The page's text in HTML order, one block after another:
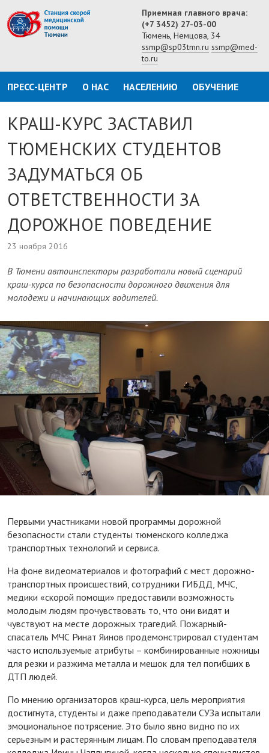
Приемная главного врача:
(+7 3452) 27-03-00
Тюмень, Немцова, 34
ssmp@sp03tmn.ru ssmp@med-
to.ru
ПРЕСС-ЦЕНТР О НАС НАСЕЛЕНИЮ ОБУЧЕНИЕ
КРАШ-КУРС ЗАСТАВИЛ
ТЮМЕНСКИХ СТУДЕНТОВ
ЗАДУМАТЬСЯ ОБ
ОТВЕТСТВЕННОСТИ ЗА
ДОРОЖНОЕ ПОВЕДЕНИЕ
23 ноября 2016
В Тюмени автоинспекторы разработали новый сценарий
краш-курса по безопасности дорожного движения для
молодежи и начинающих водителей.
Первыми участниками новой программы дорожной
безопасности стали студенты тюменского колледжа
транспортных технологий и сервиса.
На фоне видеоматериалов и фотографий с мест дорожно-
транспортных происшествий, сотрудники ГИБДД, МЧС,
медики «скорой помощи» предоставили возможность
молодым людям прочувствовать то, что они видят и
чувствуют на месте дорожных трагедий. Пожарный-
спасатель МЧС Ринат Яинов продемонстрировал студентам
часто используемые атрибуты – комбинированные ножницы
для резки и разжима металла и мешок для тел погибших в
ДТП людей.
По мнению организаторов краш-курса, цель мероприятия
достигнута, студенты и даже преподаватели СУЗа испытали
эмоциональное потрясение. Это было явно видно по их
серьезным и растерянным лицам. По словам преподавателя